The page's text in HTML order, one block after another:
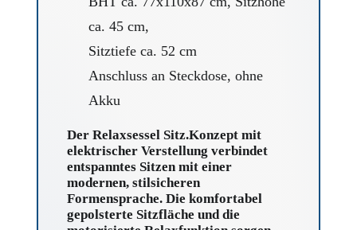
ca. 45 cm,
Sitztiefe ca. 52 cm
Anschluss an Steckdose, ohne
Akku
Der Relaxsessel Sitz.Konzept mit
elektrischer Verstellung verbindet
entspanntes Sitzen mit einer
modernen, stilsicheren
Formensprache. Die komfortabel
gepolsterte Sitzfläche und die